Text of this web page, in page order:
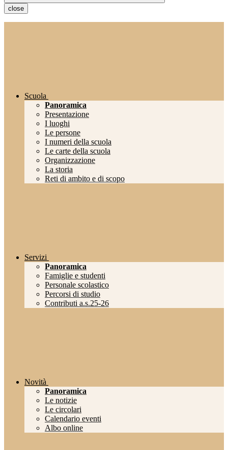
close
Scuola
Panoramica
Presentazione
I luoghi
Le persone
I numeri della scuola
Le carte della scuola
Organizzazione
La storia
Reti di ambito e di scopo
Servizi
Panoramica
Famiglie e studenti
Personale scolastico
Percorsi di studio
Contributi a.s.25-26
Novità
Panoramica
Le notizie
Le circolari
Calendario eventi
Albo online